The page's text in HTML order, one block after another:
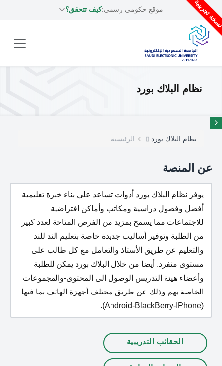
تجريبية موقع حكومي رسمي:كيف تتحقق؟
نظام البلاك بورد
نظام البلاك بورد الرئيسية
عن المنصة
يوفر نظام البلاك بورد أدوات تساعد على بناء خبرة تعليمية
أفضل وفصول دراسية ومكاتب وأماكن افتراضية
للاجتماعات مما يسمح بمزيد من الفرص المتاحة لعدد كبير
من الطلبة وتوفير أساليب جديدة خاصة بتعليم الند للند
والتعليم عن طريق الأستاذ والتعامل مع كل طالب على
مستوى منفرد. أيضا من خلال البلاك بورد يمكن للطلبة
وأعضاء هيئة التدريس الوصول الى المحتوى-والمجموعات
الخاصة بهم وذلك عن طريق مختلف أجهزة الهاتف بما فيها
(Android-BlackBerry-IPhone).
الحقائب التدريبية